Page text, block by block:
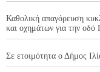
Καθολική απαγόρευση
και οχημάτων για την οδό
Σε ετοιμότητα ο Δήμος